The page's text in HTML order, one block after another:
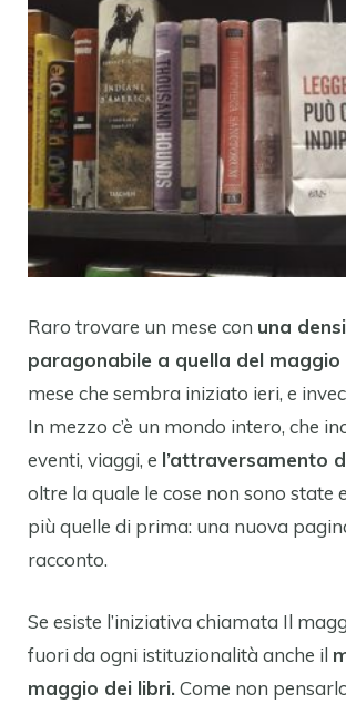
Raro trovare un mese con una
paragonabile a quella del maggio
mese che sembra iniziato ieri, e
In mezzo c’è un mondo intero, che
eventi, viaggi, e l’attraversamento
oltre la quale le cose non sono state
più quelle di prima: una nuova
racconto.
Se esiste l’iniziativa chiamata Il
fuori da ogni istituzionalità anche il
maggio dei libri.Come non